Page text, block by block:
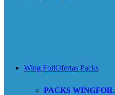
Wing FoilOfertas Packs
PACKS WINGFOIL